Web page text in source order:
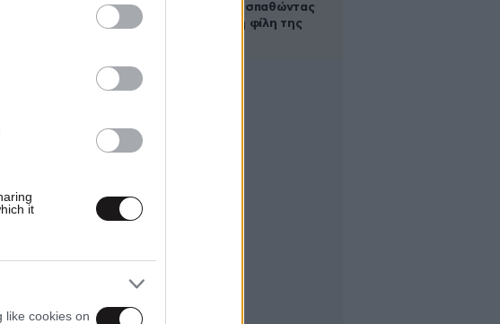
it
like cookies on
πνίγηκε προσπαθώντας
να σώσει τη φίλη της